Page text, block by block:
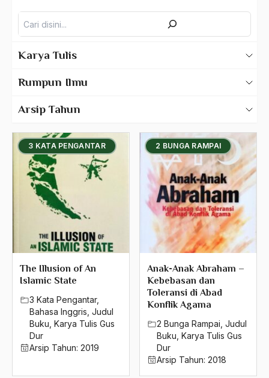
3 KATA PENGANTAR
The Illusion of An
Islamic State
3 Kata Pengantar,
Bahasa Inggris Judul
Buku Karya Tulis Gus
Dur
Arsip Tahun: 2019
2 BUNGA RAMPAI
Anak-Anak Abraham –
Kebebasan dan
Toleransi di Abad
Konflik Agama
2 Bunga Rampai Judul
Buku Karya Tulis Gus
Dur
Arsip Tahun: 2018
Karya Tulis
Bahasa Inggris
Judul Buku
Judul Media
Judul Tulisan
Transkrip Lisan
Karya Tulis Tentang Gus Dur
Rumpun Ilmu
550 – Ilmu Ekonomi
580 – Ilmu Sosial Humaniora
630 – Agama Dan Filsafat
660 – Ilmu Seni, Desain dan Media
710 – Ilmu Pendidikan
Arsip Tahun
2024
2023
2022
2020
2019
2017
2016